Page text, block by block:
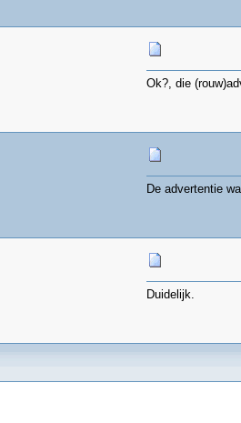
Ok?, die
De advertentie
Duidelijk.